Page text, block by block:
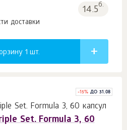
14.5б.
доставки
1 шт.
-15% ДО 31.08
Set. Formula 3, 60